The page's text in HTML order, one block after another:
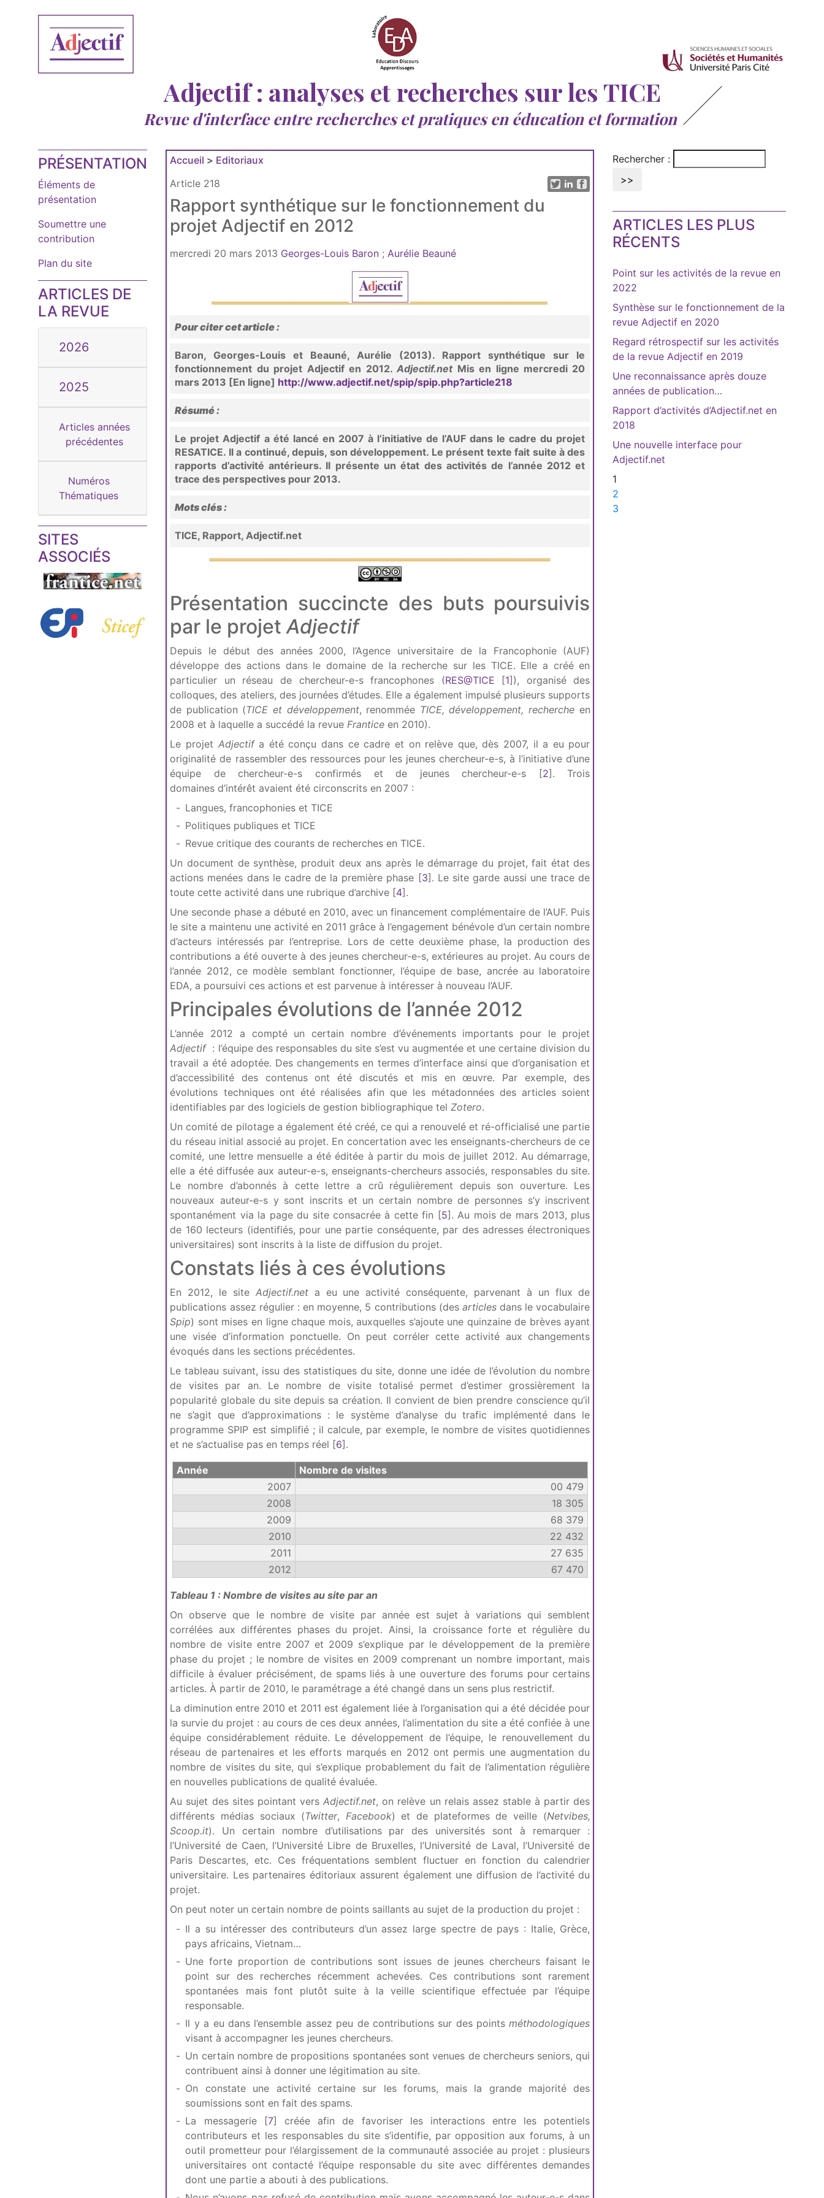
Adjectif : analyses et recherches sur les TICE
Revue d'interface entre recherches et pratiques en éducation et formation
PRÉSENTATION
Éléments de
présentation
Soumettre une
contribution
Plan du site
ARTICLES DE
LA REVUE
2026
2025
Articles années
précédentes
Numéros
Thématiques
SITES
ASSOCIÉS
Accueil > Editoriaux
Article 218
Rapport synthétique sur le fonctionnement du
projet Adjectif en 2012
mercredi 20 mars 2013 Georges-Louis Baron ;Aurélie Beauné
Pour citer cet article :
Baron, Georges-Louis et Beauné, Aurélie (2013). Rapport synthétique sur le
fonctionnement du projet Adjectif en 2012.Adjectif.netMis en ligne mercredi 20
mars 2013 [En ligne] http://www.adjectif.net/spip/spip.php?article218
Résumé :
Le projet Adjectif a été lancé en 2007 à l’initiative de l’AUF dans le cadre du projet
RESATICE. Il a continué, depuis, son développement. Le présent texte fait suite à des
rapports d’activité antérieurs. Il présente un état des activités de l’année 2012 et
trace des perspectives pour 2013.
Mots clés :
TICE, Rapport, Adjectif.net
Présentation succincte des buts poursuivis
par le projetAdjectif
Depuis le début des années 2000, l’Agence universitaire de la Francophonie (AUF)
développe des actions dans le domaine de la recherche sur les TICE. Elle a créé en
particulier un réseau de chercheur-e-s francophones (RES@TICE [1] ), organisé des
colloques, des ateliers, des journées d’études. Elle a également impulsé plusieurs supports
de publication (TICE et développement, renommée TICE, développement, recherche en
2008 et à laquelle a succédé la revueFrantice en 2010).
Le projet Adjectifa été conçu dans ce cadre et on relève que, dès 2007, il a eu pour
originalité de rassembler des ressources pour les jeunes chercheur-e-s, à l’initiative d’une
équipe de chercheur-e-s confirmés et de jeunes chercheur-e-s [2] . Trois
domaines d’intérêt avaient été circonscrits en 2007 :
Langues, francophonies et TICE
Politiques publiques et TICE
Revue critique des courants de recherches en TICE.
Un document de synthèse, produit deux ans après le démarrage du projet, fait état des
actions menées dans le cadre de la première phase [3] . Le site garde aussi une trace de
toute cette activité dans une rubrique d’archive [4] .
Une seconde phase a débuté en 2010, avec un financement complémentaire de l’AUF. Puis
le site a maintenu une activité en 2011 grâce à l’engagement bénévole d’un certain nombre
d’acteurs intéressés par l’entreprise. Lors de cette deuxième phase, la production des
contributions a été ouverte à des jeunes chercheur-e-s, extérieures au projet. Au cours de
l’année 2012, ce modèle semblant fonctionner, l’équipe de base, ancrée au laboratoire
EDA, a poursuivi ces actions et est parvenue à intéresser à nouveau l’AUF.
Principales évolutions de l’année 2012
L’année 2012 a compté un certain nombre d’événements importants pour le projet
Adjectif : l’équipe des responsables du site s’est vu augmentée et une certaine division du
travail a été adoptée. Des changements en termes d’interface ainsi que d’organisation et
d’accessibilité des contenus ont été discutés et mis en œuvre. Par exemple, des
évolutions techniques ont été réalisées afin que les métadonnées des articles soient
identifiables par des logiciels de gestion bibliographique telZotero.
Un comité de pilotage a également été créé, ce qui a renouvelé et ré-officialisé une partie
du réseau initial associé au projet. En concertation avec les enseignants-chercheurs de ce
comité, une lettre mensuelle a été éditée à partir du mois de juillet 2012. Au démarrage,
elle a été diffusée aux auteur-e-s, enseignants-chercheurs associés, responsables du site.
Le nombre d’abonnés à cette lettre a crû régulièrement depuis son ouverture. Les
nouveaux auteur-e-s y sont inscrits et un certain nombre de personnes s’y inscrivent
spontanément via la page du site consacrée à cette fin [5] . Au mois de mars 2013, plus
de 160 lecteurs (identifiés, pour une partie conséquente, par des adresses électroniques
universitaires) sont inscrits à la liste de diffusion du projet.
Constats liés à ces évolutions
En 2012, le site Adjectif.neta eu une activité conséquente, parvenant à un flux de
publications assez régulier : en moyenne, 5 contributions (des articlesdans le vocabulaire
Spip) sont mises en ligne chaque mois, auxquelles s’ajoute une quinzaine de brèves ayant
une visée d’information ponctuelle. On peut corréler cette activité aux changements
évoqués dans les sections précédentes.
Le tableau suivant, issu des statistiques du site, donne une idée de l’évolution du nombre
de visites par an. Le nombre de visite totalisé permet d’estimer grossièrement la
popularité globale du site depuis sa création. Il convient de bien prendre conscience qu’il
ne s’agit que d’approximations : le système d’analyse du trafic implémenté dans le
programme SPIP est simplifié ; il calcule, par exemple, le nombre de visites quotidiennes
et ne s’actualise pas en temps réel [6] .
Année
Nombre de visites
2007
00 479
2008
18 305
2009
68 379
2010
22 432
2011
27 635
2012
67 470
Tableau 1 : Nombre de visites au site par an
On observe que le nombre de visite par année est sujet à variations qui semblent
corrélées aux différentes phases du projet. Ainsi, la croissance forte et régulière du
nombre de visite entre 2007 et 2009 s’explique par le développement de la première
phase du projet ; le nombre de visites en 2009 comprenant un nombre important, mais
difficile à évaluer précisément, de spams liés à une ouverture des forums pour certains
articles. À partir de 2010, le paramétrage a été changé dans un sens plus restrictif.
La diminution entre 2010 et 2011 est également liée à l’organisation qui a été décidée pour
la survie du projet : au cours de ces deux années, l’alimentation du site a été confiée à une
équipe considérablement réduite. Le développement de l’équipe, le renouvellement du
réseau de partenaires et les efforts marqués en 2012 ont permis une augmentation du
nombre de visites du site, qui s’explique probablement du fait de l’alimentation régulière
en nouvelles publications de qualité évaluée.
Au sujet des sites pointant versAdjectif.net, on relève un relais assez stable à partir des
différents médias sociaux (Twitter, Facebook) et de plateformes de veille (Netvibes,
Scoop.it). Un certain nombre d’utilisations par des universités sont à remarquer :
l’Université de Caen, l’Université Libre de Bruxelles, l’Université de Laval, l’Université de
Paris Descartes, etc. Ces fréquentations semblent fluctuer en fonction du calendrier
universitaire. Les partenaires éditoriaux assurent également une diffusion de l’activité du
projet.
On peut noter un certain nombre de points saillants au sujet de la production du projet :
Il a su intéresser des contributeurs d’un assez large spectre de pays : Italie, Grèce,
pays africains, Vietnam…
Une forte proportion de contributions sont issues de jeunes chercheurs faisant le
point sur des recherches récemment achevées. Ces contributions sont rarement
spontanées mais font plutôt suite à la veille scientifique effectuée par l’équipe
responsable.
Il y a eu dans l’ensemble assez peu de contributions sur des pointsméthodologiques
visant à accompagner les jeunes chercheurs.
Un certain nombre de propositions spontanées sont venues de chercheurs seniors, qui
contribuent ainsi à donner une légitimation au site.
On constate une activité certaine sur les forums, mais la grande majorité des
soumissions sont en fait des spams.
La messagerie[7]
créée afin de favoriser les interactions entre les potentiels
contributeurs et les responsables du site s’identifie, par opposition aux forums, à un
outil prometteur pour l’élargissement de la communauté associée au projet : plusieurs
universitaires ont contacté l’équipe responsable du site avec différentes demandes
dont une partie a abouti à des publications.
Rechercher :
ARTICLES LES PLUS
RÉCENTS
Point sur les activités de la revue en
2022
Synthèse sur le fonctionnement de la
revue Adjectif en 2020
Regard rétrospectif sur les activités
de la revue Adjectif en 2019
Une reconnaissance après douze
années de publication…
Rapport d’activités d’Adjectif.net en
2018
Une nouvelle interface pour
Adjectif.net
1
2
3